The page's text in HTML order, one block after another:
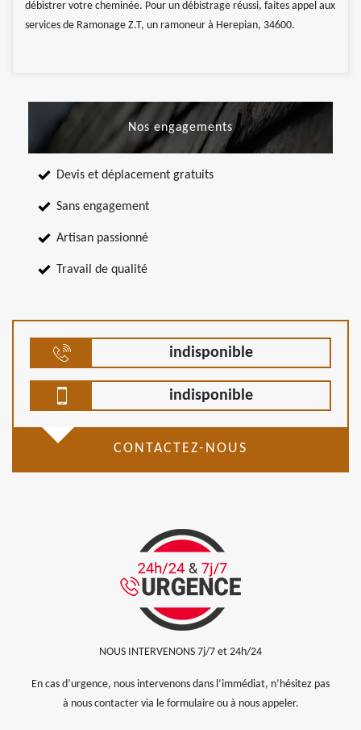
débistrer votre cheminée. Pour un débistrage réussi, faites appel aux
services de Ramonage Z.T, un ramoneur à Herepian, 34600.
Nos engagements
Devis et déplacement gratuits
Sans engagement
Artisan passionné
Travail de qualité
indisponible
indisponible
CONTACTEZ-NOUS
NOUS INTERVENONS 7j/7 et 24h/24
En cas d’urgence, nous intervenons dans l’immédiat, n’hésitez pas
à nous contacter via le formulaire ou à nous appeler.